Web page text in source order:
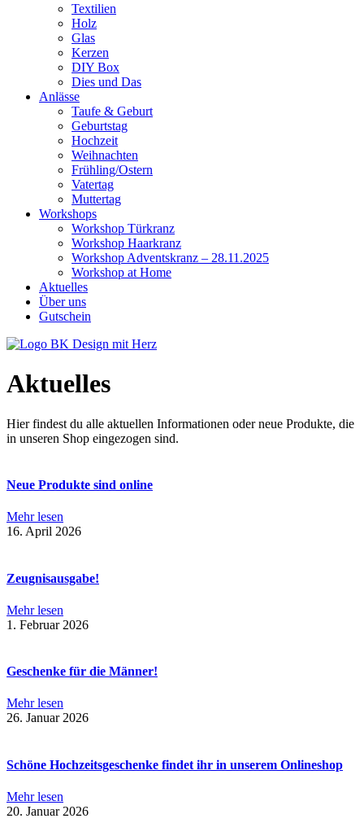
Textilien
Holz
Glas
Kerzen
DIY Box
Dies und Das
Anlässe
Taufe & Geburt
Geburtstag
Hochzeit
Weihnachten
Frühling/Ostern
Vatertag
Muttertag
Workshops
Workshop Türkranz
Workshop Haarkranz
Workshop Adventskranz – 28.11.2025
Workshop at Home
Aktuelles
Über uns
Gutschein
Aktuelles
Hier findest du alle aktuellen Informationen oder neue Produkte, die
in unseren Shop eingezogen sind.
Neue Produkte sind online
Mehr lesen
16. April 2026
Zeugnisausgabe!
Mehr lesen
1. Februar 2026
Geschenke für die Männer!
Mehr lesen
26. Januar 2026
Schöne Hochzeitsgeschenke findet ihr in unserem Onlineshop
Mehr lesen
20. Januar 2026